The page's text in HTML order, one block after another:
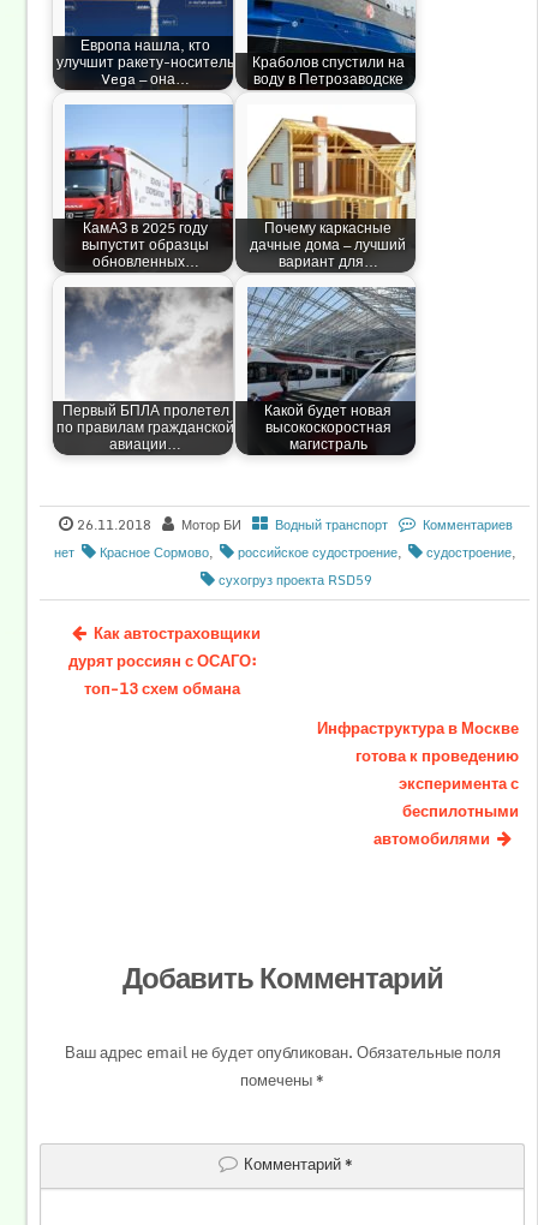
Европа нашла, кто
улучшит ракету-носитель
Vega — она…
Краболов спустили на
воду в Петрозаводске
КамАЗ в 2025 году
выпустит образцы
обновленных…
Почему каркасные
дачные дома — лучший
вариант для…
Первый БПЛА пролетел
по правилам гражданской
авиации…
Какой будет новая
высокоскоростная
магистраль
26.11.2018 Мотор БИ Водный транспорт
Комментариев
нет
Красное Сормово, российское судостроение, судостроение,
сухогруз проекта RSD59
Как автостраховщики
дурят россиян с ОСАГО:
топ-13 схем обмана
Инфраструктура в Москве
готова к проведению
эксперимента с
беспилотными
автомобилями
Добавить Комментарий
Ваш адрес email не будет опубликован.Обязательные поля
помечены*
Комментарий*